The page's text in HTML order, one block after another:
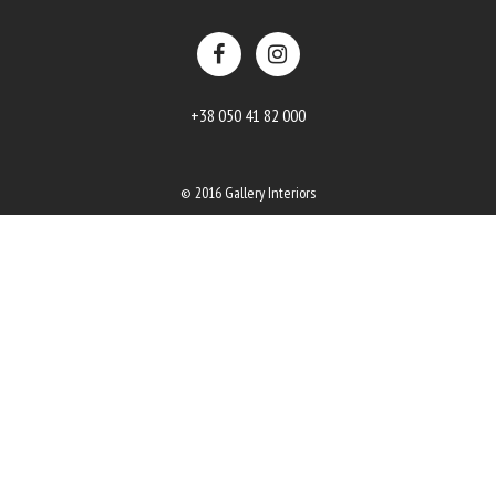
+38 050 41 82 000
© 2016 Gallery Interiors